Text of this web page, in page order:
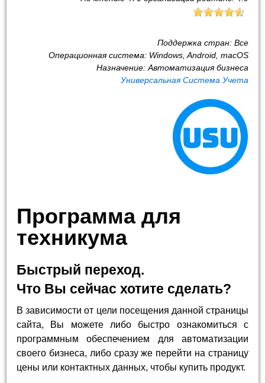
Поддержка стран: Все
Операционная система: Windows, Android, macOS
Назначение: Автоматизация бизнеса
Универсальная Система Учета
Программа для
техникума
Быстрый переход.
Что Вы сейчас хотите сделать?
В зависимости от цели посещения данной страницы
сайта, Вы можете либо быстро ознакомиться с
программным обеспечением для автоматизации
своего бизнеса, либо сразу же перейти на страницу
цены или контактных данных, чтобы купить продукт.